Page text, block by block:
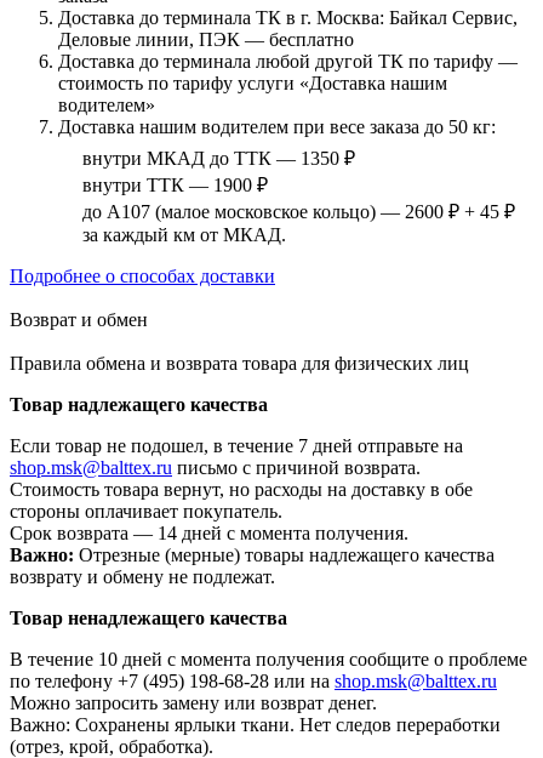
Доставка до терминала ТК в г. Москва: Байкал Сервис,
Деловые линии, ПЭК — бесплатно
Доставка до терминала любой другой ТК по тарифу —
стоимость по тарифу услуги «Доставка нашим
водителем»
Доставка нашим водителем при весе заказа до 50 кг:
внутри МКАД до ТТК — 1350 ₽
внутри ТТК — 1900 ₽
до А107 (малое московское кольцо) — 2600 ₽ + 45 ₽
за каждый км от МКАД.
Подробнее о способах доставки
Возврат и обмен
Правила обмена и возврата товара для физических лиц
Товар надлежащего качества
Если товар не подошел, в течение 7 дней отправьте на
shop.msk@balttex.ru письмо с причиной возврата.
Стоимость товара вернут, но расходы на доставку в обе
стороны оплачивает покупатель.
Срок возврата — 14 дней с момента получения.
Важно: Отрезные (мерные) товары надлежащего качества
возврату и обмену не подлежат.
Товар ненадлежащего качества
В течение 10 дней с момента получения сообщите о проблеме
по телефону +7 (495) 198-68-28 или на shop.msk@balttex.ru
Можно запросить замену или возврат денег.
Важно: Сохранены ярлыки ткани. Нет следов переработки
(отрез, крой, обработка).